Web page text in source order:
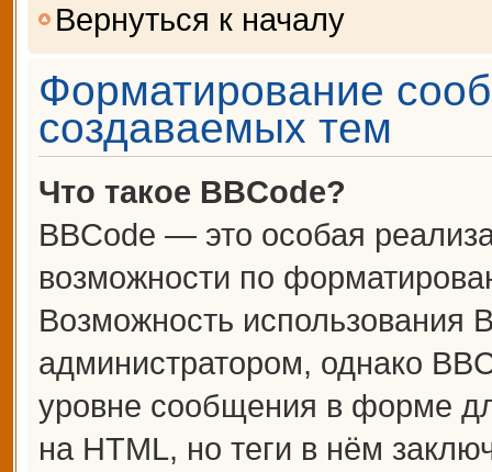
Вернуться к началу
Форматирование
создаваемых тем
Что такое BBCode?
BBCode — это особая
возможности по
Возможность использования
администратором, однако
уровне сообщения в форме
на HTML, но теги в нём